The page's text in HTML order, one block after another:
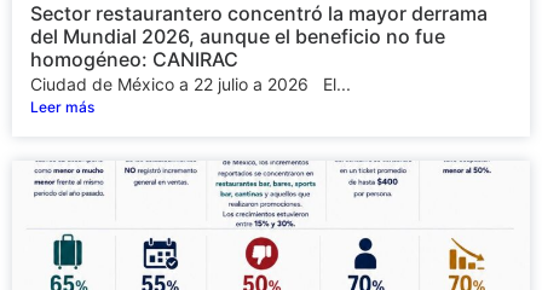
Sector restaurantero concentró la mayor derrama
del Mundial 2026, aunque el beneficio no fue
homogéneo: CANIRAC
Ciudad de México a 22 julio a 2026 El...
Leer más